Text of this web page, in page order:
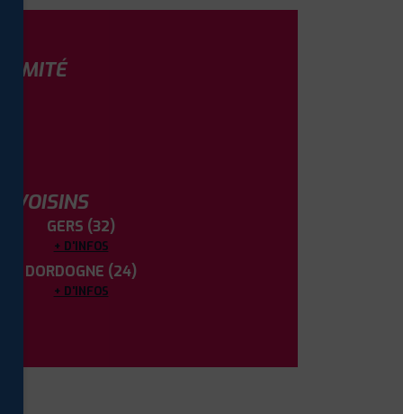
VOISINS
GERS (32)
+ D'INFOS
DORDOGNE (24)
+ D'INFOS